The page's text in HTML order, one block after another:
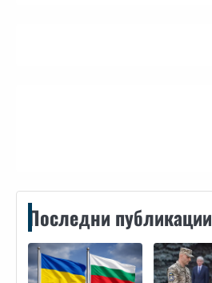
Последни публикации